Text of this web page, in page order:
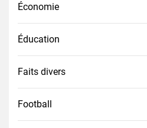
Économie
Éducation
Faits divers
Football